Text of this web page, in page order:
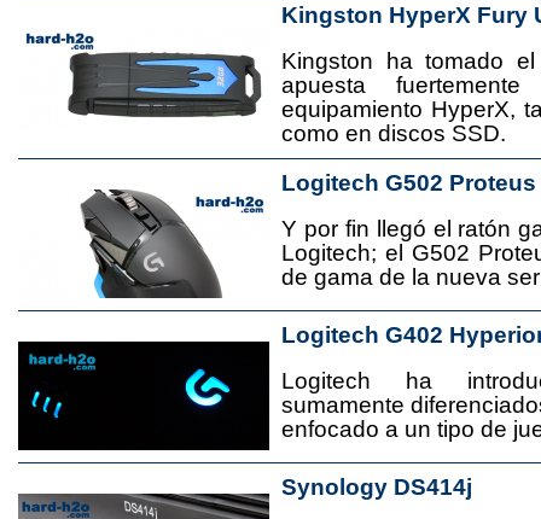
Kingston HyperX Fury
Kingston ha tomado
apuesta
equipamiento HyperX,
como en discos SSD.
Logitech G502 Proteus
Y por fin llegó el ratón
Logitech; el G502
de gama de la nueva
Logitech G402
Logitech ha
sumamente
enfocado a un tipo de
Synology DS414j